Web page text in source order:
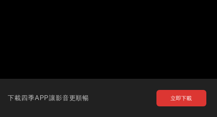
下載四季APP讓影音更順暢 立即下載